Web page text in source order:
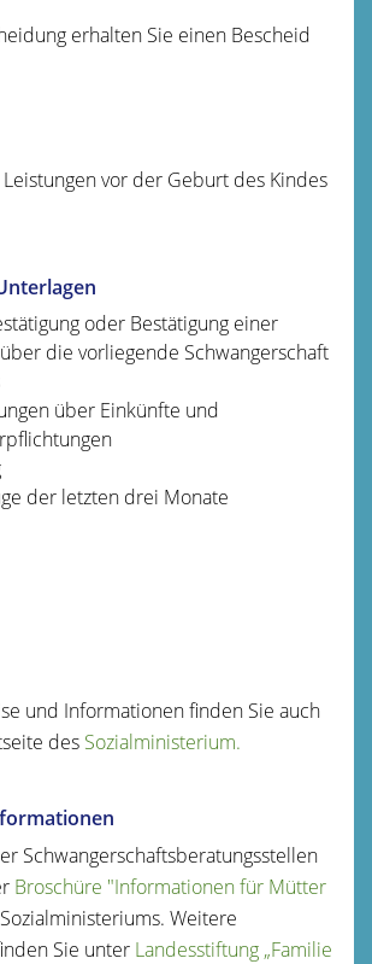
erhalten Sie einen Bescheid
vor der Geburt des Kindes
oder Bestätigung einer
die vorliegende Schwangerschaft
über Einkünfte und
der letzten drei Monate
und Informationen finden Sie auch
des Sozialministerium.
Schwangerschaftsberatungsstellen
Broschüre "Informationen für Mütter
Weitere
Sie unter Landesstiftung „Familie